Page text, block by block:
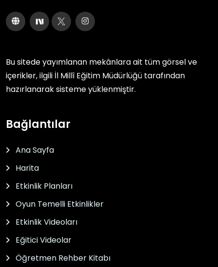
Bu sitede yayımlanan mekânlara ait tüm görsel ve
içerikler, ilgili İl Millî Eğitim Müdürlüğü tarafından
hazırlanarak sisteme yüklenmiştir.
Bağlantılar
Ana Sayfa
Harita
Etkinlik Planları
Oyun Temelli Etkinlikler
Etkinlik Videoları
Eğitici Videolar
Öğretmen Rehber Kitabı